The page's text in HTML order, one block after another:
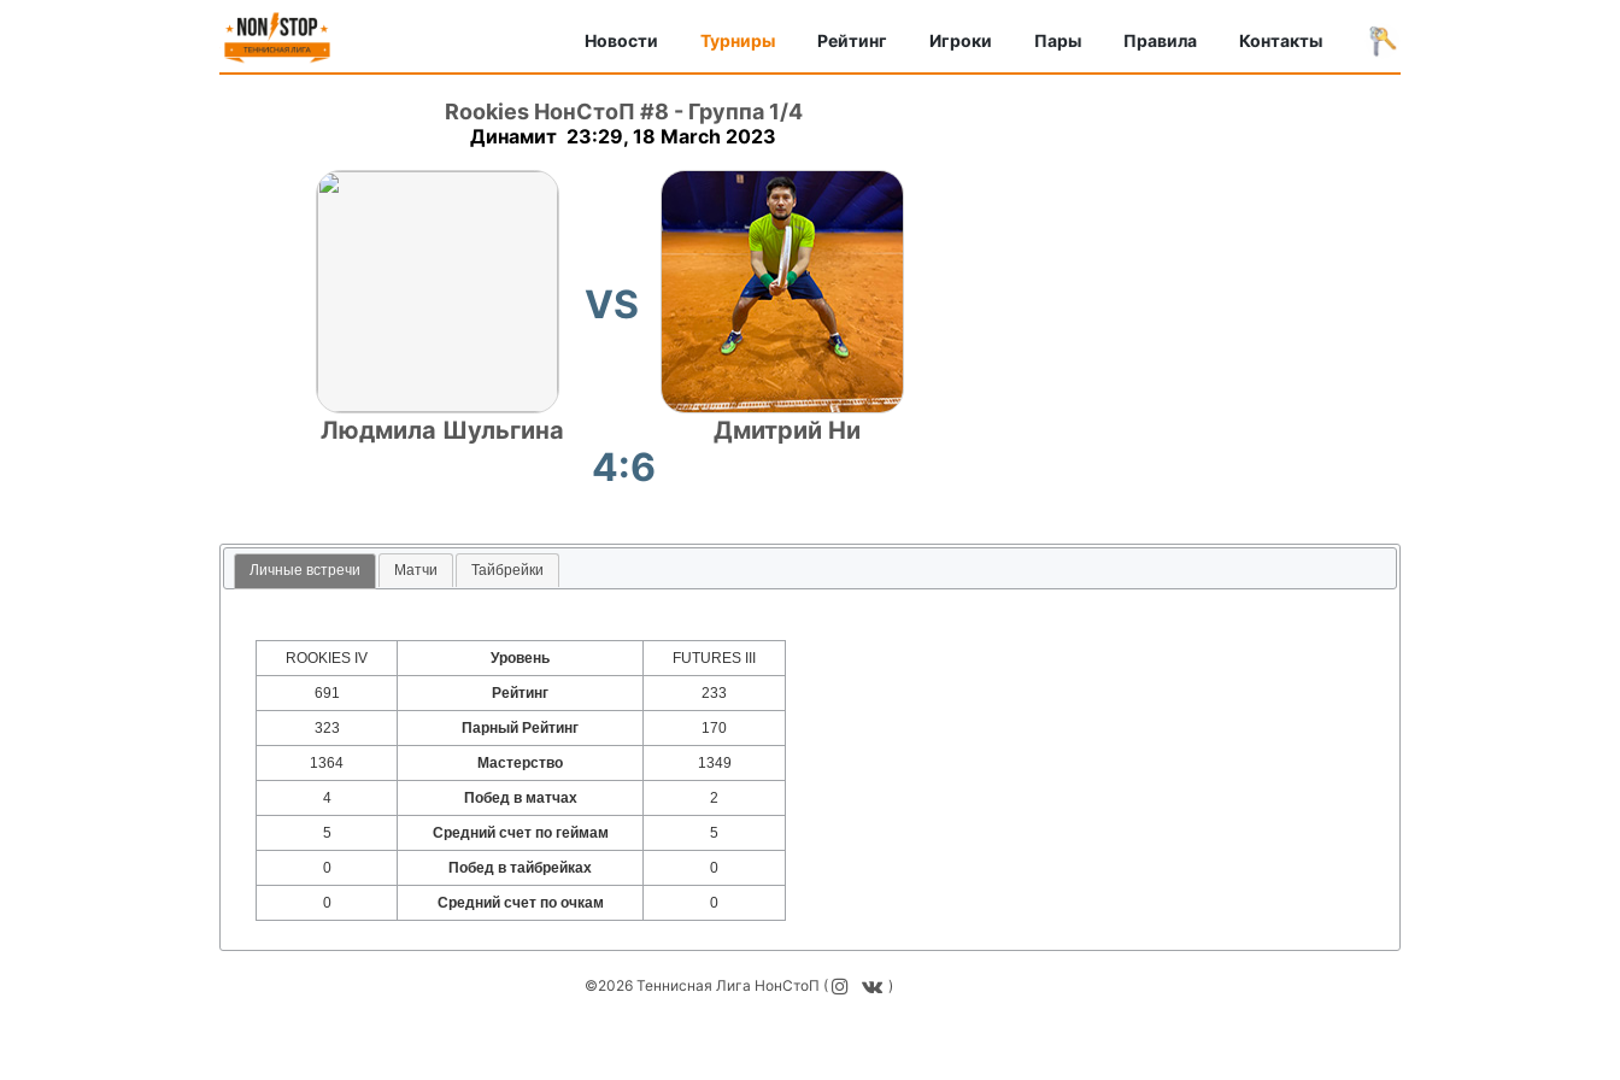
Новости Турниры Рейтинг Игроки Пары Правила Контакты
Rookies НонСтоП #8 - Группа 1/4
Динамит 23:29, 18 March 2023
Людмила Шульгина
VS
Дмитрий Ни
4:6
Личные встречи Матчи Тайбрейки
ROOKIES IV Уровень FUTURES III
691 Рейтинг 233
323 Парный Рейтинг 170
1364 Мастерство 1349
4 Побед в матчах 2
5 Средний счет по геймам 5
0 Побед в тайбрейках 0
0 Средний счет по очкам 0
©2026 Теннисная Лига НонСтоП ( )